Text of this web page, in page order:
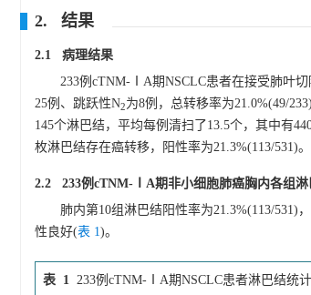
2. 结果
2.1 病理结果
233例cTNM-ⅠA期NSCLC患者在接受肺叶
25例、跳跃性N2为8例，总转移率为21.0%(49/
145个淋巴结，平均每例清扫了13.5个，其中有
枚淋巴结存在癌转移，阳性率为21.3%(113/531)。
2.2 233例cTNM-ⅠA期非小细胞肺癌胸内各组淋
肺内第10组淋巴结阳性率为21.3%(113/531)
性良好(表 1)。
表 1 233例cTNM-ⅠA期NSCLC患者淋巴结统